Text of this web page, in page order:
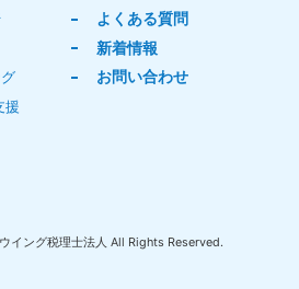
援
よくある質問
新着情報
お問い合わせ
イング税理士法人 All Rights Reserved.